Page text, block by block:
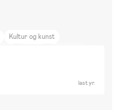
Kultur og kunst
last yr.